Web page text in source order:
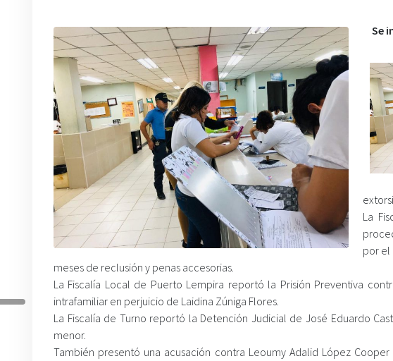
Se
La
por el
meses de reclusión y penas accesorias.
La Fiscalía Local de Puerto Lempira reportó la Prisión Preventiva
intrafamiliar en perjuicio de Laidina Zúniga Flores.
La Fiscalía de Turno reportó la Detención Judicial de José Eduardo
menor.
También presentó una acusación contra Leoumy Adalid López